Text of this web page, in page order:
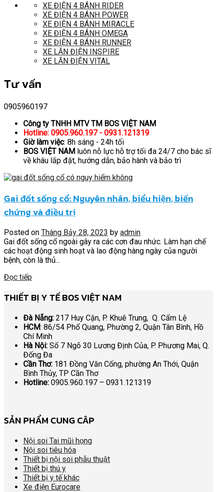
XE ĐIỆN 4 BÁNH RIDER
XE ĐIỆN 4 BÁNH POWER
XE ĐIỆN 4 BÁNH MIRACLE
XE ĐIỆN 4 BÁNH OMEGA
XE ĐIỆN 4 BÁNH RUNNER
XE LĂN ĐIỆN INSPIRE
XE LĂN ĐIỆN VITAL
Tư vấn
0905960197
Công ty TNHH MTV TM BOS VIỆT NAM
Hotline: 0905.960.197 - 0931.121319
Giờ làm việc: 8h sáng - 24h tối
BOS VIỆT NAM luôn nỗ lực hỗ trợ tối đa 24/7 cho bác sĩ
về khâu lắp đặt, hướng dẫn, bảo hành và bảo trì
Gai đốt sống cổ: Nguyên nhân, biểu hiện, biến
chứng và điều trị
Posted on Tháng Bảy 28, 2023 by admin
Gai đốt sống cổ ngoài gây ra các cơn đau nhức. Làm hạn chế
các hoạt động sinh hoạt và lao động hàng ngày của người
bệnh, còn là thủ...
Đọc tiếp
THIẾT BỊ Y TẾ BOS VIỆT NAM
Đà Nẵng: 217 Huy Cận, P. Khuê Trung, Q. Cẩm Lệ
HCM: 86/54 Phổ Quang, Phường 2, Quận Tân Bình, Hồ
Chí Minh
Hà Nội: Số 7 Ngõ 30 Lương Định Của, P. Phương Mai, Q.
Đống Đa
Cần Thơ: 181 Đồng Văn Cống, phường An Thới, Quận
Bình Thủy, TP Cần Thơ
Hotline: 0905.960.197 – 0931.121319
SẢN PHẨM CUNG CÂP
Nội soi Tai mũi họng
Nội soi tiêu hóa
Thiết bị nội soi phẫu thuật
Thiết bị thú y
Thiết bị y tế khác
Xe điện Eurocare